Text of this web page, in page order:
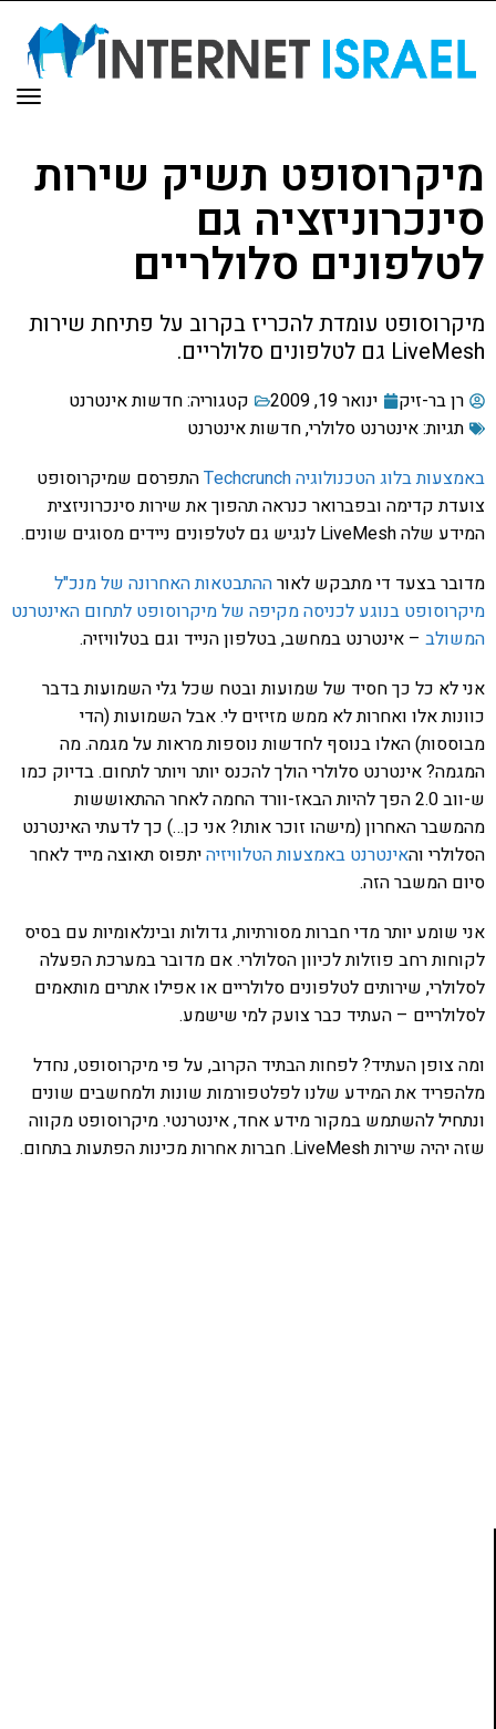
מיקרוסופט תשיק שירות
סינכרוניזציה גם
לטלפונים סלולריים
מיקרוסופט עומדת להכריז בקרוב על פתיחת שירות
LiveMesh גם לטלפונים סלולריים.
רן בר-זיק ינואר 19, 2009 קטגוריה:חדשות אינטרנט
תגיות:אינטרנט סלולרי,חדשות אינטרנט
באמצעות בלוג הטכנולוגיה Techcrunch
התפרסם שמיקרוסופט
צועדת קדימה ובפברואר כנראה תהפוך את שירות סינכרוניזצית
המידע שלה LiveMesh לנגיש גם לטלפונים ניידים מסוגים שונים.
מדובר בצעד די מתבקש לאורההתבטאות האחרונה של מנכ"ל
מיקרוסופט בנוגע לכניסה מקיפה של מיקרוסופט לתחום האינטרנט
המשולב – אינטרנט במחשב, בטלפון הנייד וגם בטלוויזיה.
אני לא כל כך חסיד של שמועות ובטח שכל גלי השמועות בדבר
כוונות אלו ואחרות לא ממש מזיזים לי. אבל השמועות (הדי
מבוססות) האלו בנוסף לחדשות נוספות מראות על מגמה. מה
המגמה? אינטרנט סלולרי הולך להכנס יותר ויותר לתחום. בדיוק כמו
ש-ווב 2.0 הפך להיות הבאז-וורד החמה לאחר ההתאוששות
מהמשבר האחרון (מישהו זוכר אותו? אני כן…) כך לדעתי האינטרנט
הסלולרי והאינטרנט באמצעות הטלוויזיהיתפוס תאוצה מייד לאחר
סיום המשבר הזה.
אני שומע יותר מדי חברות מסורתיות, גדולות ובינלאומיות עם בסיס
לקוחות רחב פוזלות לכיוון הסלולרי. אם מדובר במערכת הפעלה
לסלולרי, שירותים לטלפונים סלולריים או אפילו אתרים מותאמים
לסלולריים – העתיד כבר צועק למי שישמע.
ומה צופן העתיד? לפחות הבתיד הקרוב, על פי מיקרוסופט, נחדל
מלהפריד את המידע שלנו לפלטפורמות שונות ולמחשבים שונים
ונתחיל להשתמש במקור מידע אחד, אינטרנטי. מיקרוסופט מקווה
שזה יהיה שירות LiveMesh. חברות אחרות מכינות הפתעות בתחום.